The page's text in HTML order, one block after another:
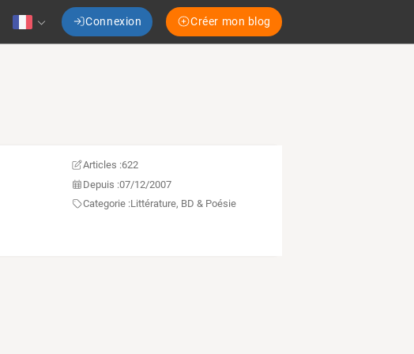
Connexion Créer mon blog
Articles :622
Depuis :07/12/2007
Categorie :Littérature, BD & Poésie